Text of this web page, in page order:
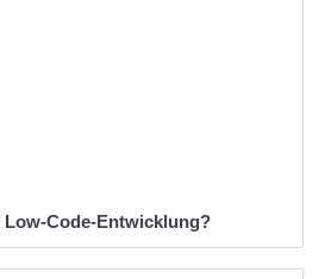
Low-Code-Entwicklung?